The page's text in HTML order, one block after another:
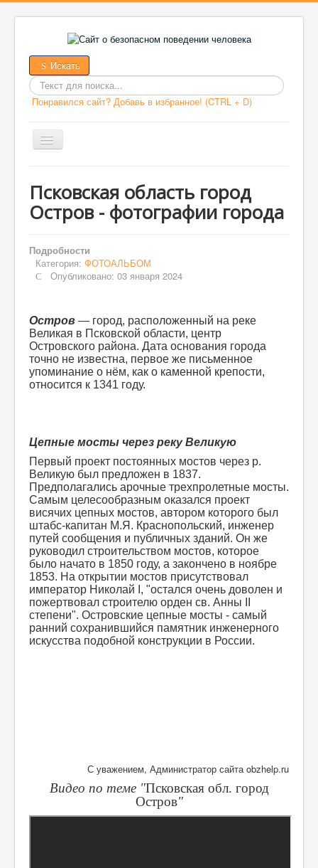
Искать
Понравился сайт? Добавь в избранное! (CTRL + D)
ДОКУМЕНТЫ
ВАША БЕЗОПАСНОСТЬ
ПЕРВАЯ ПОМОЩЬ
ФОТОАЛЬБОМ
Псковская область город
Остров - фотографии города
Подробности
Категория: ФОТОАЛЬБОМ
Опубликовано: 03 января 2024
Остров — город, расположенный на реке
Великая в Псковской области, центр
Островского района. Дата основания города
точно не известна, первое же письменное
упоминание о нём, как о каменной крепости,
относится к 1341 году.
Цепные мосты через реку Великую
Первый проект постоянных мостов через р.
Великую был предложен в 1837.
Предполагались арочные трехпролетные мосты.
Cамым целесообразным оказался проект
висячих цепных мостов, автором которого был
штабс-капитан М.Я. Краснопольский, инженер
путей сообщения и публичных зданий. Он же
руководил строительством мостов, которое
было начато в 1850 году, а закончено в ноябре
1853. На открытии мостов присутствовал
император Николай I, "остался очень доволен и
пожертвовал строителю орден св. Анны II
степени". Островские цепные мосты - самый
ранний сохранившийся памятник инженерного
искусства подобной конструкции в России.
С уважением, Администратор сайта obzhelp.ru
Видео по теме "Псковская обл. город
Остров"